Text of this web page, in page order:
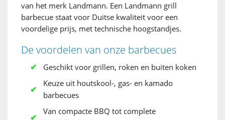
van het merk Landmann. Een Landmann grill
barbecue staat voor Duitse kwaliteit voor een
voordelige prijs, met technische hoogstandjes.
De voordelen van onze barbecues
Geschikt voor grillen, roken en buiten koken
Keuze uit houtskool-, gas- en kamado
barbecues
Van compacte BBQ tot complete